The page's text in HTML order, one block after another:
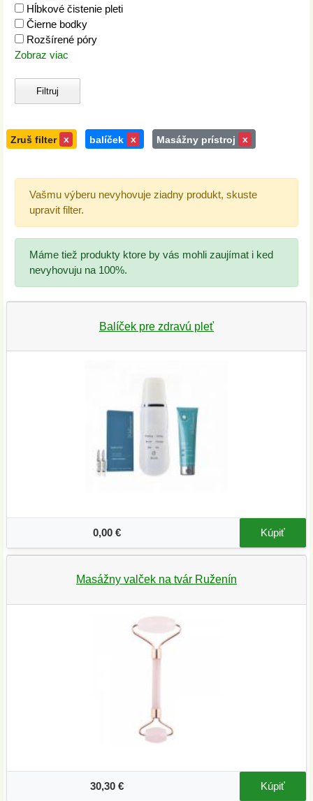
Hĺbkové čistenie pleti
Čierne bodky
Rozšírené póry
Zobraz viac
Zruš filter x balíček x Masážny prístroj x
Vašmu výberu nevyhovuje ziadny produkt, skuste
upravit filter.
Máme tiež produkty ktore by vás mohli zaujímat i ked
nevyhovuju na 100%.
Balíček pre zdravú pleť
0,00 € Kúpiť
Masážny valček na tvár Ruženín
30,30 € Kúpiť